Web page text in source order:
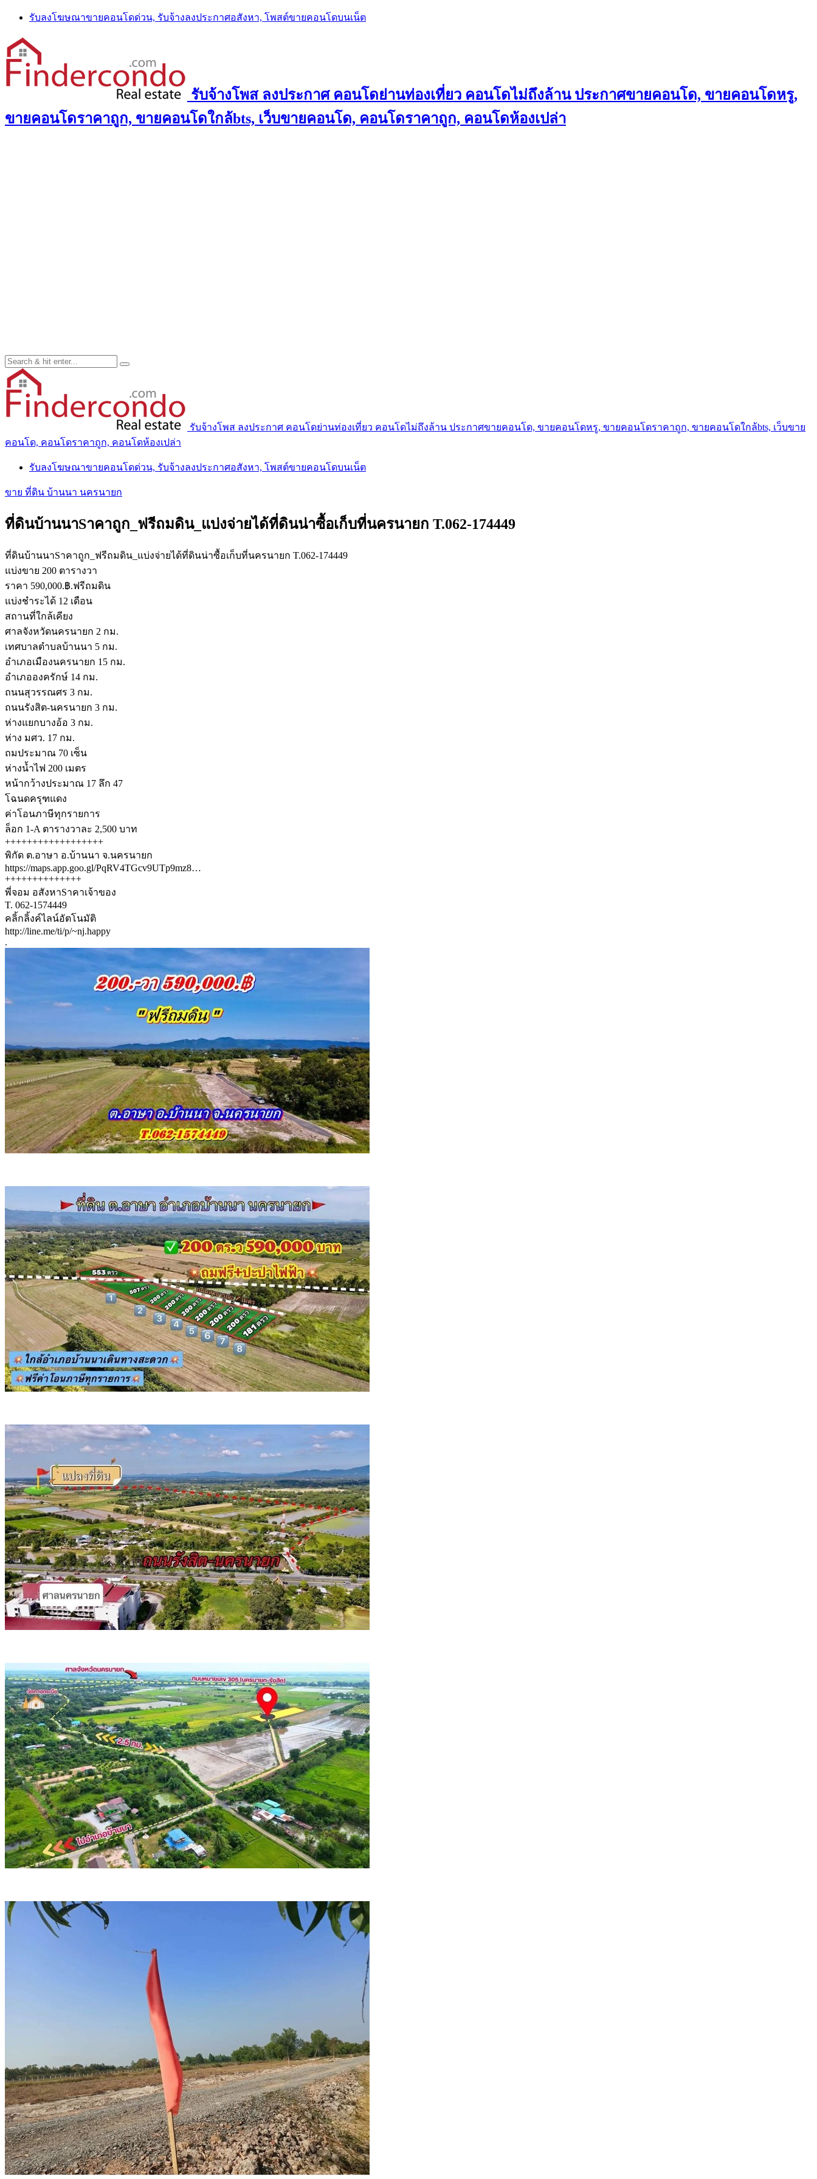
Skip
content
รับลงโฆษณาขายคอนโดด่วน, รับจ้างลงประกาศอสังหา, โพสต์ขายคอนโดบนเน็ต
รับจ้างโพส ลงประกาศ คอนโดย่านท่องเที่ยว คอนโดไม่ถึงล้าน ประกาศขายคอนโด, ขายคอนโดหรู,
ขายคอนโดราคาถูก, ขายคอนโดใกล้bts, เว็บขายคอนโด, คอนโดราคาถูก, คอนโดห้องเปล่า
รับจ้างโพส ลงประกาศ คอนโดย่านท่องเที่ยว คอนโดไม่ถึงล้าน ประกาศขายคอนโด, ขายคอนโดหรู, ขายคอนโดราคาถูก, ขายคอนโดใกล้bts, เว็บขาย
คอนโด, คอนโดราคาถูก, คอนโดห้องเปล่า
รับลงโฆษณาขายคอนโดด่วน, รับจ้างลงประกาศอสังหา, โพสต์ขายคอนโดบนเน็ต
ขาย ที่ดิน บ้านนา นครนายก
ที่ดินบ้านนาSาคาถูก_ฟรีถมดิน_แบ่งจ่ายได้ที่ดินน่าซื้อเก็บที่นครนายก T.062-174449
ที่ดินบ้านนาSาคาถูก_ฟรีถมดิน_แบ่งจ่ายได้ที่ดินน่าซื้อเก็บที่นครนายก T.062-174449
แบ่งขาย 200 ตารางวา
ราคา 590,000.฿.ฟรีถมดิน
แบ่งชำระได้ 12 เดือน
สถานที่ใกล้เคียง
ศาลจังหวัดนครนายก 2 กม.
เทศบาลตำบลบ้านนา 5 กม.
อำเภอเมืองนครนายก 15 กม.
อำเภอองครักษ์ 14 กม.
ถนนสุวรรณศร 3 กม.
ถนนรังสิต-นครนายก 3 กม.
ห่างแยกบางอ้อ 3 กม.
ห่าง มศว. 17 กม.
ถมประมาณ 70 เซ็น
ห่างน้ำไฟ 200 เมตร
หน้ากว้างประมาณ 17 ลึก 47
โฉนดครุฑแดง
ค่าโอนภาษีทุกรายการ
ล็อก 1-A ตารางวาละ 2,500 บาท
++++++++++++++++++
พิกัด ต.อาษา อ.บ้านนา จ.นครนายก
https://maps.app.goo.gl/PqRV4TGcv9UTp9mz8…
++++++++++++++
พี่จอม อสังหาSาคาเจ้าของ
T. 062-1574449
คลิ้กลิ้งค์ไลน์อัตโนมัติ
http://line.me/ti/p/~nj.happy
.